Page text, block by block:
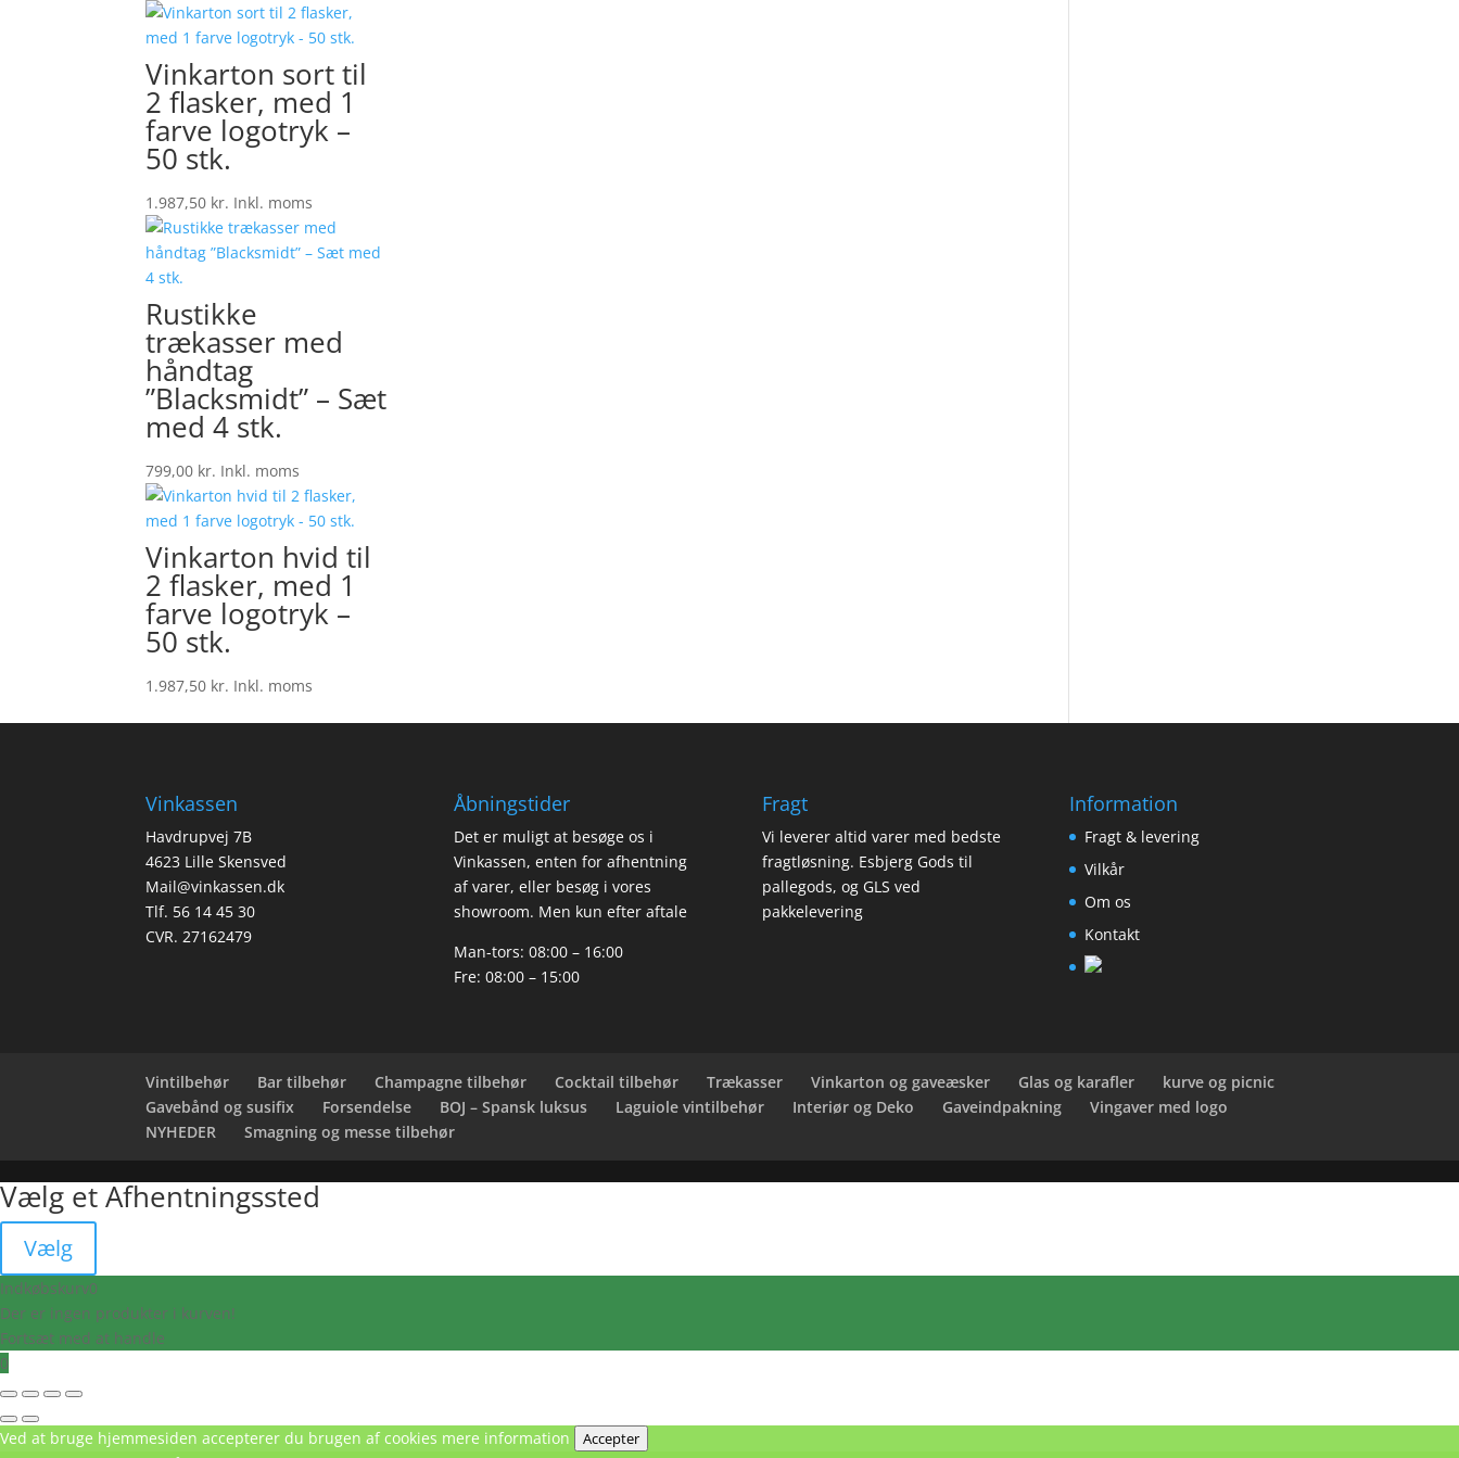
Vinkarton sort til
2 flasker, med 1
farve logotryk –
50 stk.
1.987,50 kr. Inkl. moms
Rustikke
trækasser med
håndtag
”Blacksmidt” – Sæt
med 4 stk.
799,00 kr. Inkl. moms
Vinkarton hvid til
2 flasker, med 1
farve logotryk –
50 stk.
1.987,50 kr. Inkl. moms
Vinkassen
Havdrupvej 7B
4623 Lille Skensved
Mail@vinkassen.dk
Tlf. 56 14 45 30
CVR. 27162479
Åbningstider
Det er muligt at besøge os i
Vinkassen, enten for afhentning
af varer, eller besøg i vores
showroom. Men kun efter aftale
Man-tors: 08:00 – 16:00
Fre: 08:00 – 15:00
Fragt
Vi leverer altid varer med bedste
fragtløsning. Esbjerg Gods til
pallegods, og GLS ved
pakkelevering
Information
Fragt & levering
Vilkår
Om os
Kontakt
Vintilbehør Bar tilbehør Champagne tilbehør Cocktail tilbehør Trækasser Vinkarton og gaveæsker Glas og karafler
kurve og picnic
Gavebånd og susifix
Forsendelse BOJ – Spansk luksus Laguiole vintilbehør Interiør og Deko Gaveindpakning
Vingaver med logo
NYHEDER
Smagning og messe tilbehør
Vælg et Afhentningssted
Vælg
Indkøbskurv0
Der er ingen produkter i kurven!
Fortsæt med at handle
0
Ved at bruge hjemmesiden accepterer du brugen af cookies mere information Accepter